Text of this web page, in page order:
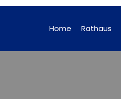
Home Rathaus